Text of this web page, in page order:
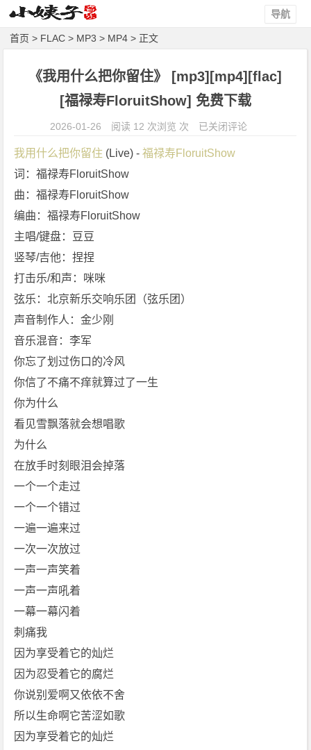
导航
首页 > FLAC > MP3 > MP4 > 正文
《我用什么把你留住》 [mp3][mp4][flac]
[福禄寿FloruitShow] 免费下载
2026-01-26 阅读 12 次浏览 次
《我
什
已关闭评论
我用什么把你留住 (Live) - 福禄寿FloruitShow
词：福禄寿FloruitShow
曲：福禄寿FloruitShow
编曲：福禄寿FloruitShow
主唱/键盘：豆豆
竖琴/吉他：捏捏
打击乐/和声：咪咪
弦乐：北京新乐交响乐团（弦乐团）
声音制作人：金少刚
音乐混音：李军
你忘了划过伤口的冷风
你信了不痛不痒就算过了一生
你为什么
看见雪飘落就会想唱歌
为什么
在放手时刻眼泪会掉落
一个一个走过
一个一个错过
一遍一遍来过
一次一次放过
一声一声笑着
一声一声吼着
一幕一幕闪着
刺痛我
因为享受着它的灿烂
因为忍受着它的腐烂
你说别爱啊又依依不舍
所以生命啊它苦涩如歌
因为享受着它的灿烂